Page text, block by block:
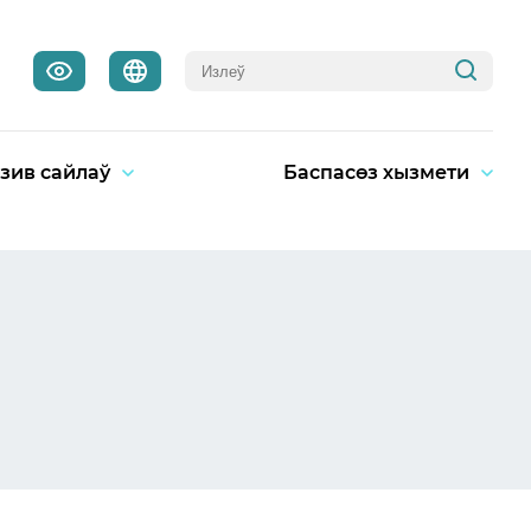
сайлаў Баспасөз хызмети